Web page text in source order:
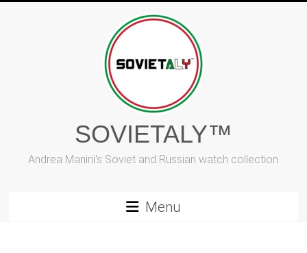
SOVIETALY™
Andrea Manini's Soviet and Russian watch collection
Menu